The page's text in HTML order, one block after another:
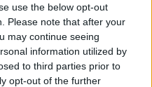
use the below opt-out
Please note that after your
may continue seeing
information utilized by
to third parties prior to
opt-out of the further